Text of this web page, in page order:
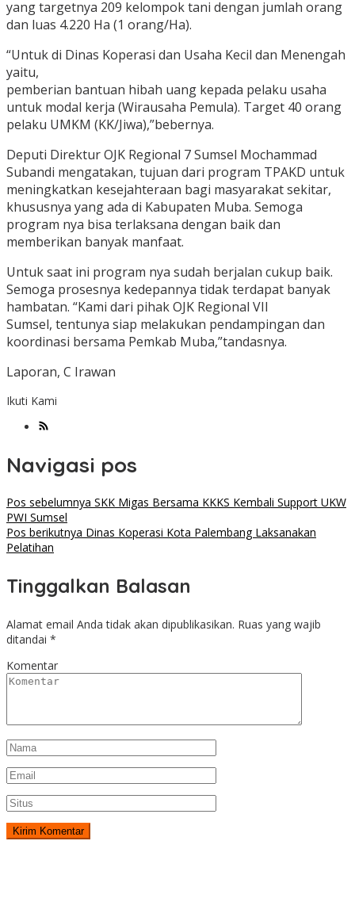
yang targetnya 209 kelompok tani dengan jumlah orang
dan luas 4.220 Ha (1 orang/Ha).
“Untuk di Dinas Koperasi dan Usaha Kecil dan Menengah
yaitu,
pemberian bantuan hibah uang kepada pelaku usaha
untuk modal kerja (Wirausaha Pemula). Target 40 orang
pelaku UMKM (KK/Jiwa),”bebernya.
Deputi Direktur OJK Regional 7 Sumsel Mochammad
Subandi mengatakan, tujuan dari program TPAKD untuk
meningkatkan kesejahteraan bagi masyarakat sekitar,
khususnya yang ada di Kabupaten Muba. Semoga
program nya bisa terlaksana dengan baik dan
memberikan banyak manfaat.
Untuk saat ini program nya sudah berjalan cukup baik.
Semoga prosesnya kedepannya tidak terdapat banyak
hambatan. “Kami dari pihak OJK Regional VII
Sumsel, tentunya siap melakukan pendampingan dan
koordinasi bersama Pemkab Muba,”tandasnya.
Laporan, C Irawan
Ikuti Kami
Navigasi pos
Pos sebelumnya SKK Migas Bersama KKKS Kembali Support UKW
PWI Sumsel
Pos berikutnya Dinas Koperasi Kota Palembang Laksanakan
Pelatihan
Tinggalkan Balasan
Alamat email Anda tidak akan dipublikasikan. Ruas yang wajib
ditandai *
Komentar